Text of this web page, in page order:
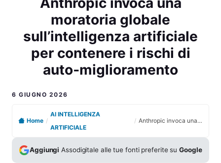
moratoria globale
sull’intelligenza artificiale
per contenere i rischi di
auto‑miglioramento
6 GIUGNO 2026
Home /
AI INTELLIGENZA
ARTIFICIALE
/ Anthropic invoca una moratoria globale sull’intelligenza artificiale per contenere i rischi di auto‑miglioramento
Aggiungi Assodigitale alle tue fonti preferite suGoogle